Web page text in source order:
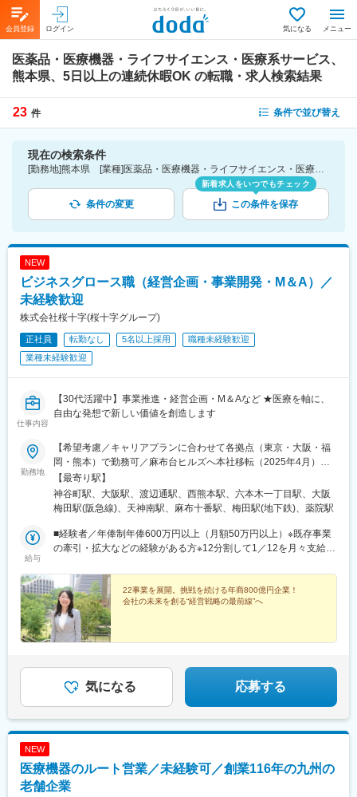
会員登録 ログイン 気になる メニュー
医薬品・医療機器・ライフサイエンス・医療系サービス、
熊本県、5日以上の連続休暇OK の転職・求人検索結果
23 件 条件で並び替え
現在の検索条件
[勤務地]熊本県 [業種]医薬品・医療機器・ライフサイエンス・医療系サービス [詳細条件](休日・働き方)5日以上の連続休暇OK
条件の変更
新着求人をいつでもチェック
この条件を保存
NEW
ビジネスグロース職（経営企画・事業開発・M＆A）／
未経験歓迎
株式会社桜十字(桜十字グループ)
正社員 転勤なし 5名以上採用
職種未経験歓迎
業種未経験歓迎
仕事内容
【30代活躍中】事業推進・経営企画・M＆Aなど ★医療を軸に、
自由な発想で新しい価値を創造します
勤務地
【希望考慮／キャリアプランに合わせて各拠点（東京・大阪・福
岡・熊本）で勤務可／麻布台ヒルズへ本社移転（2025年4月）】
◎勤務地のご希望は面接時にご相談ください■東京都港区麻布台1-
3-1 麻布台ヒルズ森JPタワー27F・東京メトロ日比谷線「神谷町
駅」より徒歩6分（地下通路直結）・東京メトロ南北線「六本木一
3-1 グランフロント大阪北館ナレッジキャピタル6F・JR各線「大
阪駅」より徒歩5分・阪急線 阪神線「大阪梅田駅」より徒歩3分■
り徒歩1分・地下鉄大神空港線「大神駅」より徒歩10分■熊本県熊
本市南区御幸木部1-1-1・熊本空港より車で約40分・交通センター
よりバスで約25分 熊本バス御幸木部行き「桜十字病院前」下車
※受動喫煙防止対策あり：屋内禁煙※事業展開により転勤の可能性
はありますが、希望しない転勤はありません
【最寄り駅】
神谷町駅、大阪駅、渡辺通駅、西熊本駅、六本木一丁目駅、大阪
梅田駅(阪急線)、天神南駅、麻布十番駅、梅田駅(地下鉄)、薬院駅
給与
■経験者／年俸制年俸600万円以上（月額50万円以上）※既存事業
の牽引・拡大などの経験がある方※12分割して1／12を月々支給※
制月給29万円～43万円（固定残業代含む）※固定残業代は、時間
外労働の有無に関わらず月20時間分を、月3万7250円～5万5750
円支給。超過分は追加で支給します。◎いずれも経験・スキル・
能力を考慮し給与を決定します※配属拠点により支給方法の変更あ
り
22事業を展開。挑戦を続ける年商800億円企業！
会社の未来を創る“経営戦略の最前線”へ
気になる 応募する
NEW
医療機器のルート営業／未経験可／創業116年の九州の
老舗企業